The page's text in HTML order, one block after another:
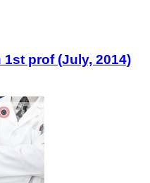
prof (July, 2014)